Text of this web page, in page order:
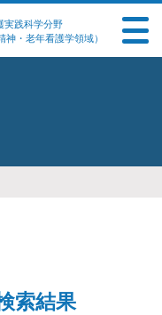
実践科学分野
・老年看護学領域）
索結果